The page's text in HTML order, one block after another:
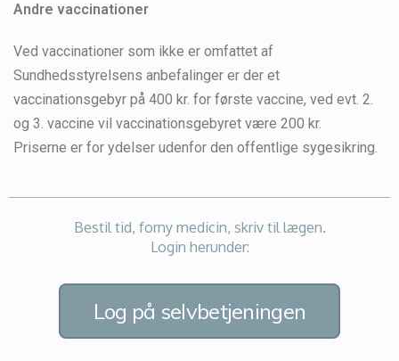
Andre vaccinationer
Ved vaccinationer som ikke er omfattet af
Sundhedsstyrelsens anbefalinger er der et
vaccinationsgebyr på 400 kr. for første vaccine, ved evt. 2.
og 3. vaccine vil vaccinationsgebyret være 200 kr.
Priserne er for ydelser udenfor den offentlige sygesikring.
Bestil tid, forny medicin, skriv til lægen.
Login herunder:
Log på selvbetjeningen